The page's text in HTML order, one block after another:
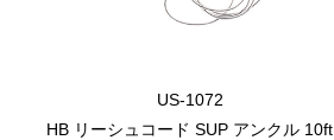
US-1072
HB リーシュコード SUP アンクル 10ft